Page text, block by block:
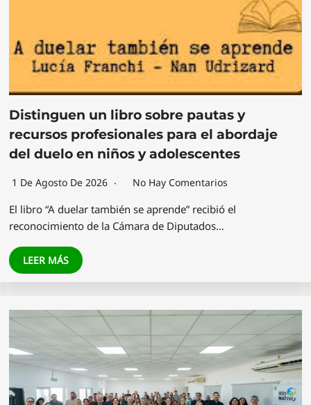
Distinguen un libro sobre pautas y
recursos profesionales para el abordaje
del duelo en niños y adolescentes
1 De Agosto De 2026 No Hay Comentarios
El libro “A duelar también se aprende” recibió el
reconocimiento de la Cámara de Diputados…
LEER MÁS